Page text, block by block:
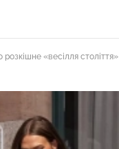
«весілля століття»